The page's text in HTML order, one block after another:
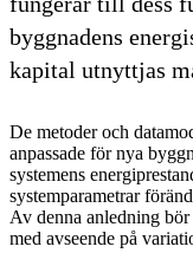
byggnadens
kapital utnyttjas
De metoder och
anpassade för nya
systemens
systemparametrar
Av denna anledning
med avseende på